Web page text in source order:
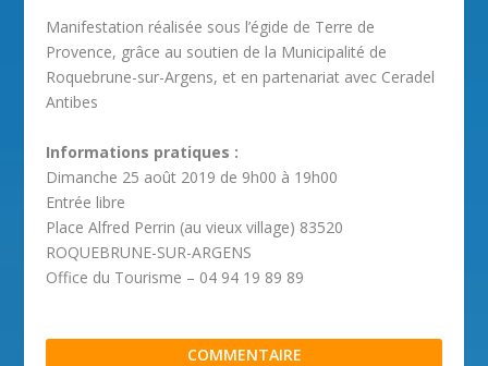
Manifestation réalisée sous l’égide de Terre de
Provence, grâce au soutien de la Municipalité de
Roquebrune-sur-Argens, et en partenariat avec Ceradel
Antibes
Informations pratiques :
Dimanche 25 août 2019 de 9h00 à 19h00
Entrée libre
Place Alfred Perrin (au vieux village) 83520
ROQUEBRUNE-SUR-ARGENS
Office du Tourisme – 04 94 19 89 89
COMMENTAIRE